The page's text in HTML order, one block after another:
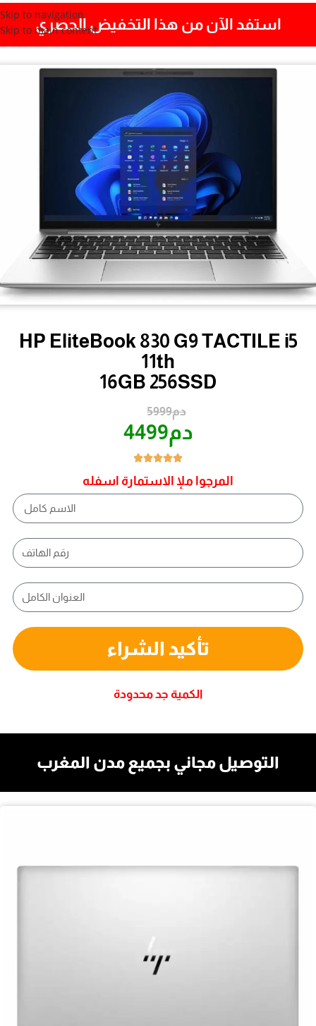
Skip to navigation
Skip to main content
استفد الآن من هذا التخفيض الحصري
HP EliteBook 830 G9 TACTILE i5
11th
16GB 256SSD
5999دم
4499دم

المرجوا ملإ الاستمارة اسفله
تأكيد الشراء
الكمية جد محدودة
التوصيل مجاني بجميع مدن المغرب